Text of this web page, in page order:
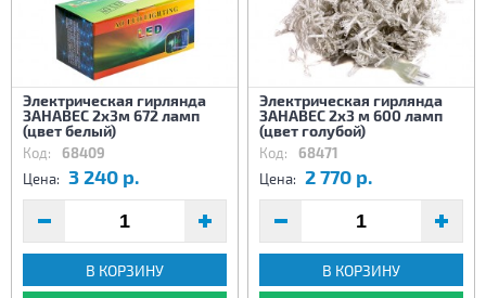
Электрическая гирлянда
ЗАНАВЕС 2х3м 672 ламп
(цвет белый)
Код: 68409
Цена: 3 240 р.
В КОРЗИНУ
Электрическая гирлянда
ЗАНАВЕС 2х3 м 600 ламп
(цвет голубой)
Код: 68471
Цена: 2 770 р.
В КОРЗИНУ